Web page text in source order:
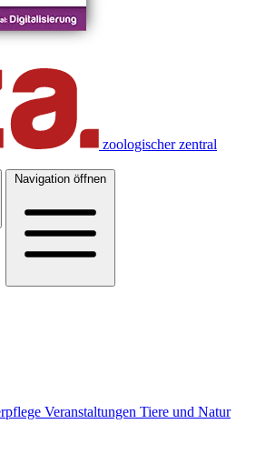
zoologischer zentral
Navigation öffnen
Veranstaltungen Tiere und Natur